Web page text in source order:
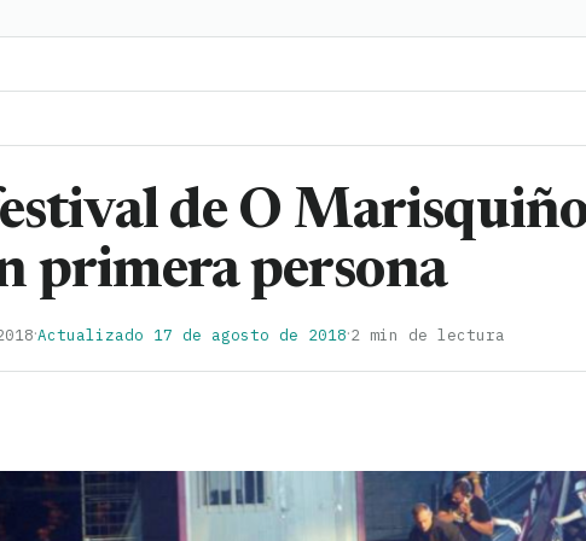
de O
primera persona
·Actualizado 17 de agosto de 2018·2 min de lectura